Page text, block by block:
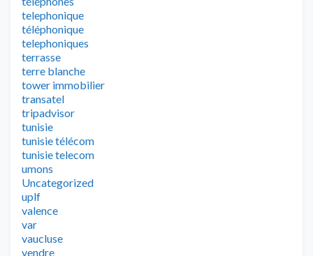
telephonique
téléphonique
telephoniques
terrasse
terre blanche
tower immobilier
transatel
tripadvisor
tunisie
tunisie télécom
tunisie telecom
umons
Uncategorized
uplf
valence
var
vaucluse
vendre